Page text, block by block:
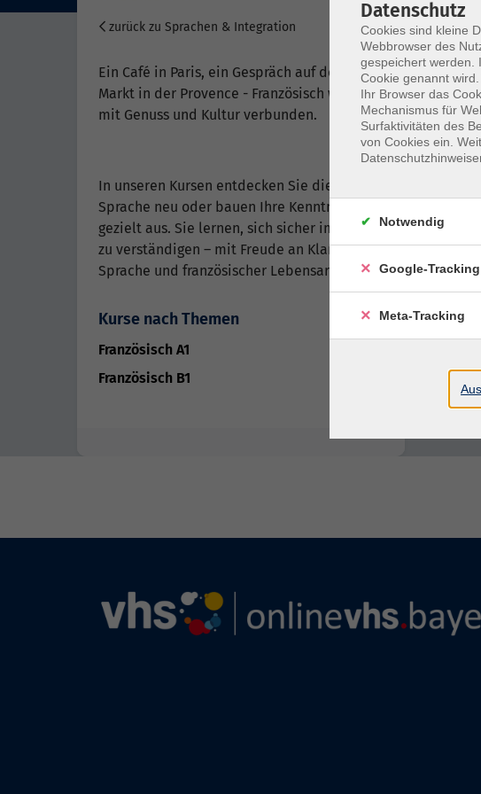
zurück zu Sprachen & Integration
Ein Café in Paris, ein Gespräch auf dem
Markt in der Provence - Französisch wird oft
mit Genuss und Kultur verbunden.
In unseren Kursen entdecken Sie die
Sprache neu oder bauen Ihre Kenntnisse
gezielt aus. Sie lernen, sich sicher im Alltag
zu verständigen – mit Freude an Klang,
Sprache und französischer Lebensart.
Kurse nach Themen
Französisch A1
Französisch B1
Datenschutz
Cookies sind kleine
Webbrowser des
gespeichert werden.
Cookie genannt
Ihr Browser das
Mechanismus für
Surfaktivitäten des
von Cookies ein.
Notwendig
Google-Tracking
Meta-Tracking